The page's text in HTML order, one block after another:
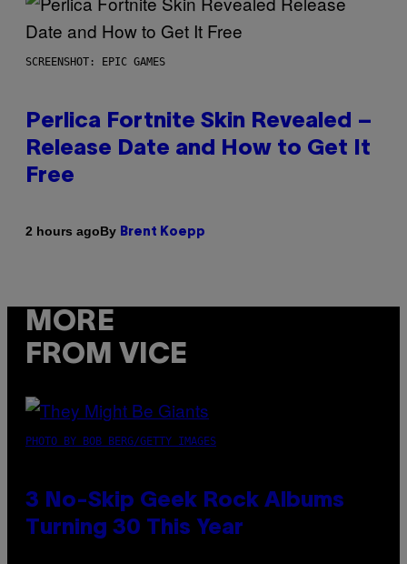
SCREENSHOT: EPIC GAMES
Perlica Fortnite Skin Revealed –
Release Date and How to Get It
Free
2 hours agoBy Brent Koepp
MORE
FROM VICE
PHOTO BY BOB BERG/GETTY IMAGES
3 No-Skip Geek Rock Albums
Turning 30 This Year